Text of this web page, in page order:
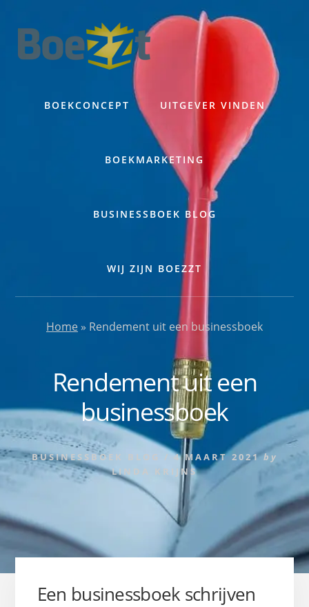
content
BOEKCONCEPT UITGEVER VINDEN
BOEKMARKETING
BUSINESSBOEK BLOG
WIJ ZIJN BOEZZT
Home » Rendement uit een businessboek
Rendement uit een
businessboek
BUSINESSBOEK BLOG / 4 MAART 2021 by
LINDA KRIJNS
Een businessboek schrijven